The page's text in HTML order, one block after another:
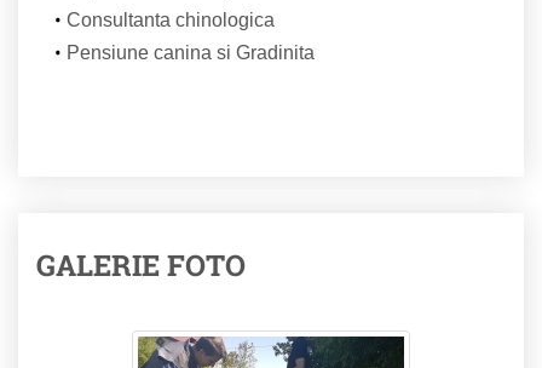
Consultanta chinologica
Pensiune canina si Gradinita
GALERIE FOTO